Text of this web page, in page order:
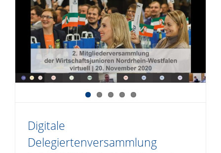
Digitale
Delegiertenversammlung